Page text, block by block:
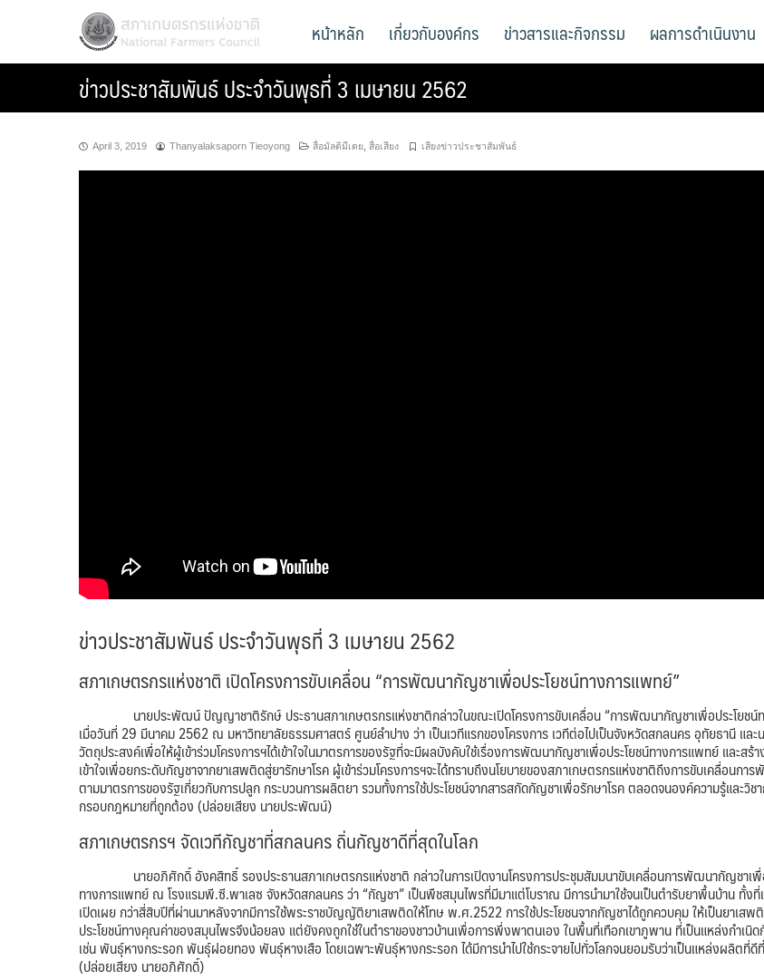
สภาเกษตรกรแห่งชาติ
National Farmers Council หน้าหลัก เกี่ยวกับองค์กร ข่าวสารและกิจกรรม ผลการดำเนินงาน
ข่าวประชาสัมพันธ์ ประจำวันพุธที่ 3 เมษายน 2562
April 3, 2019 Thanyalaksaporn Tieoyong สื่อมัลติมีเดย สื่อเสียง เสียงข่าวประชาสัมพันธ์
ข่าวประชาสัมพันธ์ ประจำวันพุธที่ 3 เมษายน 2562
สภาเกษตรกรแห่งชาติ เปิดโครงการขับเคลื่อน “การพัฒนากัญชาเพื่อประโยชน์ทางการแพทย์”
นายประพัฒน์ ปัญญาชาติรักษ์ ประธานสภาเกษตรกรแห่งชาติกล่าวในขณะเปิดโครงการขับเคลื่อน “การพัฒนากัญชาเพื่อประโยชน์
เมื่อวันที่ 29 มีนาคม 2562 ณ มหาวิทยาลัยธรรมศาสตร์ ศูนย์ลำปาง ว่า เป็นเวทีแรกของโครงการ เวทีต่อไปเป็นจังหวัดสกลนคร อุทัยธานี และ
วัตถุประสงค์เพื่อให้ผู้เข้าร่วมโครงการฯได้เข้าใจในมาตรการของรัฐที่จะมีผลบังคับใช้เรื่องการพัฒนากัญชาเพื่อประโยชน์ทางการแพทย์ และสร้
เข้าใจเพื่อยกระดับกัญชาจากยาเสพติดสู่ยารักษาโรค ผู้เข้าร่วมโครงการฯจะได้ทราบถึงนโยบายของสภาเกษตรกรแห่งชาติถึงการขับเคลื่อนก
ตามมาตรการของรัฐเกี่ยวกับการปลูก กระบวนการผลิตยา รวมทั้งการใช้ประโยชน์จากสารสกัดกัญชาเพื่อรักษาโรค ตลอดจนองค์ความรู้และวิช
กรอบกฎหมายที่ถูกต้อง (ปล่อยเสียง นายประพัฒน์)
สภาเกษตรกรฯ จัดเวทีกัญชาที่สกลนคร ถิ่นกัญชาดีที่สุดในโลก
นายอภิศักดิ์ อังคสิทธิ์ รองประธานสภาเกษตรกรแห่งชาติ กล่าวในการเปิดงานโครงการประชุมสัมมนาขับเคลื่อนการพัฒนากัญชาเพื่
ทางการแพทย์ ณ โรงแรมพี.ซี.พาเลซ จังหวัดสกลนคร ว่า “กัญชา” เป็นพืชสมุนไพรที่มีมาแต่โบราณ มีการนำมาใช้จนเป็นตำรับยาพื้นบ้าน ทั้งที่
เปิดเผย กว่าสี่สิบปีที่ผ่านมาหลังจากมีการใช้พระราชบัญญัติยาเสพติดให้โทษ พ.ศ.2522 การใช้ประโยชนจากกัญชาได้ถูกควบคุม ให้เป็นยาเสพ
ประโยชน์ทางคุณค่าของสมุนไพรจึงน้อยลง แต่ยังคงถูกใช้ในตำราของชาวบ้านเพื่อการพึ่งพาตนเอง ในพื้นที่เทือกเขาภูพาน ที่เป็นแหล่งกำเ
เช่น พันธุ์หางกระรอก พันธุ์ฝอยทอง พันธุ์หางเสือ โดยเฉพาะพันธุ์หางกระรอก ได้มีการนำไปใช้กระจายไปทั่วโลกจนยอมรับว่าเป็นแหล่งผลิตที่ดี
(ปล่อยเสียง นายอภิศักดิ์)